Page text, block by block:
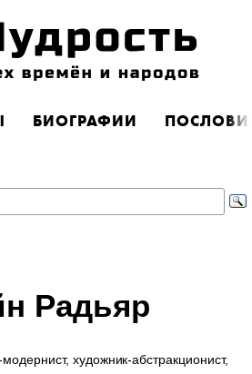
БИОГРАФИИ
Радьяр
художник-абстракционист,